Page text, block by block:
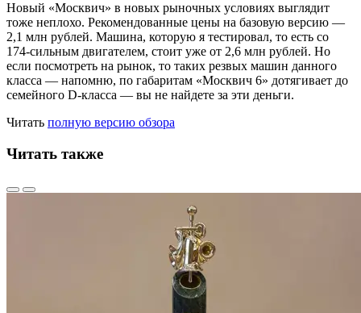
Новый «Москвич» в новых рыночных условиях выглядит
тоже неплохо. Рекомендованные цены на базовую версию —
2,1 млн рублей. Машина, которую я тестировал, то есть со
174-сильным двигателем, стоит уже от 2,6 млн рублей. Но
если посмотреть на рынок, то таких резвых машин данного
класса — напомню, по габаритам «Москвич 6» дотягивает до
семейного D-класса — вы не найдете за эти деньги.
Читать полную версию обзора
Читать также